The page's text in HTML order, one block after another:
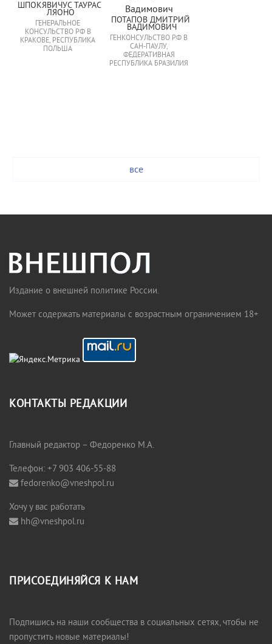
ШПОКЯВИЧУС ТАУРАС
ЛЯОНО
ГЕНЕРАЛЬНОЕ
КОНСУЛЬСТВО РФ В
КРАКОВЕ, РЕСПУБЛИКА
ПОЛЬША
ПОТАПОВ ДМИТРИЙ
ВАДИМОВИЧ
ГЕНКОНСУЛЬСТВО РФ В
САН-ПАУЛУ,
ФЕДЕРАТИВНАЯ
РЕСПУБЛИКА БРАЗИЛИЯ
все
Издание о внешней политике России.
Может содержать материалы с возрастным ограничением 18+
КОНТАКТЫ РЕДАКЦИИ
Главный редактор – Федоренко М.А.
Телефон: +7 903 406-55-88
fedorenko@vneshpol.ru
Хочу у вас работать
hh@vneshpol.ru
ПРИСОЕДИНЯЙСЯ К НАМ
Подпишись на наши сообщества в социальных сетях, чтобы не
пропустить новые материалы!